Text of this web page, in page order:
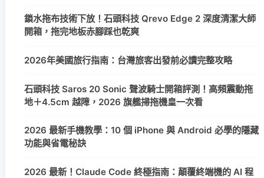
鎖水拖布技術下放！石頭科技 Qrevo Edge 2 深度清潔大師
開箱，拖完地板赤腳踩也乾爽
2026年美國旅行指南：台灣旅客出發前必讀完整攻略
石頭科技 Saros 20 Sonic 聲波騎士開箱評測！高頻震動拖
地＋4.5cm 越障，2026 旗艦掃拖機皇一次看
2026 最新手機教學：10 個 iPhone 與 Android 必學的隱藏
功能與省電秘訣
2026 最新！Claude Code 終極指南：顛覆終端機的 AI 程